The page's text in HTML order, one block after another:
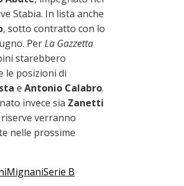
Stabia. In lista anche
, sotto contratto con lo
PerLa Gazzetta
starebbero
le posizioni di
e Antonio Calabro.
invece sia Zanetti
riserve verranno
nelle prossime
MignaniSerie B